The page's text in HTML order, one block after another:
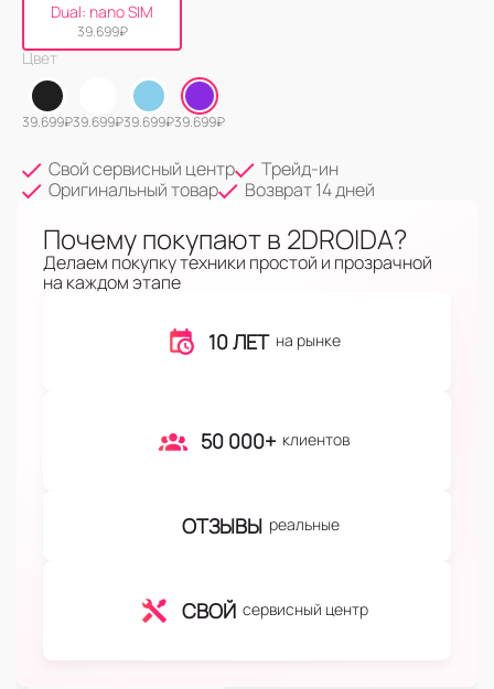
Dual: nano SIM
39.699₽
Цвет
39.699₽39.699₽39.699₽39.699₽
Свой сервисный центр
Трейд-ин
Оригинальный товар
Возврат 14 дней
Почему покупают в 2DROIDA?
Делаем покупку техники простой и прозрачной
на каждом этапе
10 ЛЕТ на рынке
50 000+ клиентов
ОТЗЫВЫ реальные
СВОЙ сервисный центр